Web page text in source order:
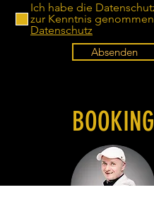
Ich habe die
zur Kenntnis
Datenschutz
Absenden
BOOKING